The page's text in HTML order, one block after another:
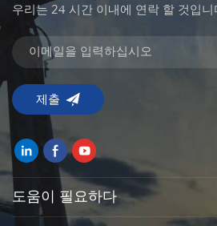
우리는 24 시간 이내에 연락 할 것입니
도움이 필요하다